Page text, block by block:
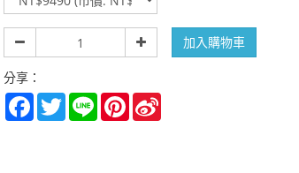
格
量
加入購物車
分享：
FacebookTwitterLine Pinterest